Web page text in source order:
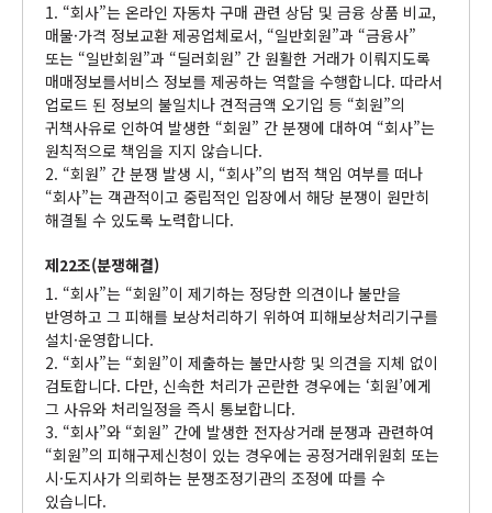
1. “회사”는 온라인 자동차 구매 관련 상담 및 금융 상품 비교,
매물·가격 정보교환 제공업체로서, “일반회원”과 “금융사”
또는 “일반회원”과 “딜러회원” 간 원활한 거래가 이뤄지도록
매매정보를서비스 정보를 제공하는 역할을 수행합니다. 따라서
업로드 된 정보의 불일치나 견적금액 오기입 등 “회원”의
귀책사유로 인하여 발생한 “회원” 간 분쟁에 대하여 “회사”는
원칙적으로 책임을 지지 않습니다.
2. “회원” 간 분쟁 발생 시, “회사”의 법적 책임 여부를 떠나
“회사”는 객관적이고 중립적인 입장에서 해당 분쟁이 원만히
해결될 수 있도록 노력합니다.
제22조(분쟁해결)
1. “회사”는 “회원”이 제기하는 정당한 의견이나 불만을
반영하고 그 피해를 보상처리하기 위하여 피해보상처리기구를
설치·운영합니다.
2. “회사”는 “회원”이 제출하는 불만사항 및 의견을 지체 없이
검토합니다. 다만, 신속한 처리가 곤란한 경우에는 ‘회원’에게
그 사유와 처리일정을 즉시 통보합니다.
3. “회사”와 “회원” 간에 발생한 전자상거래 분쟁과 관련하여
“회원”의 피해구제신청이 있는 경우에는 공정거래위원회 또는
시·도지사가 의뢰하는 분쟁조정기관의 조정에 따를 수
있습니다.